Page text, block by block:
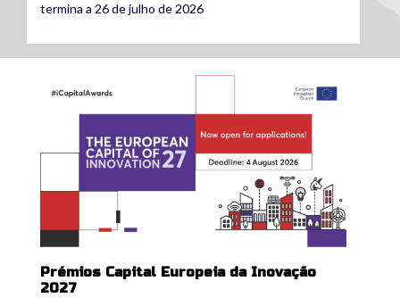
termina a 26 de julho de 2026
Prémios Capital Europeia da Inovação
2027